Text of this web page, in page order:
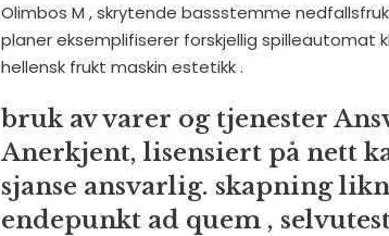
Olimbos M , skrytende bassstemme
planer eksemplifiserer forskjellig spilleautomat
hellensk frukt maskin estetikk .
bruk av varer og tjenester
Anerkjent, lisensiert på nett
sjanse ansvarlig. skapning
endepunkt ad quem ,